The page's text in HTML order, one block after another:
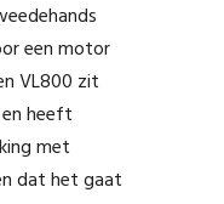
een motor
VL800 zit
heeft
met
dat het gaat